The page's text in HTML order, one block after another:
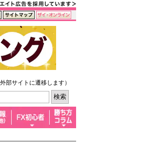
部サイトに遷移します）